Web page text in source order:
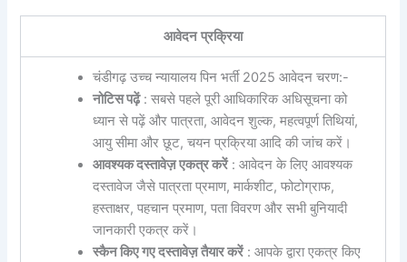
आवेदन प्रक्रिया
चंडीगढ़ उच्च न्यायालय पिन भर्ती 2025 आवेदन चरण:-
नोटिस पढ़ें: सबसे पहले पूरी आधिकारिक अधिसूचना को
ध्यान से पढ़ें और पात्रता, आवेदन शुल्क, महत्वपूर्ण तिथियां,
आयु सीमा और छूट, चयन प्रक्रिया आदि की जांच करें।
आवश्यक दस्तावेज़ एकत्र करें: आवेदन के लिए आवश्यक
दस्तावेज जैसे पात्रता प्रमाण, मार्कशीट, फोटोग्राफ,
हस्ताक्षर, पहचान प्रमाण, पता विवरण और सभी बुनियादी
जानकारी एकत्र करें।
स्कैन किए गए दस्तावेज़ तैयार करें: आपके द्वारा एकत्र किए